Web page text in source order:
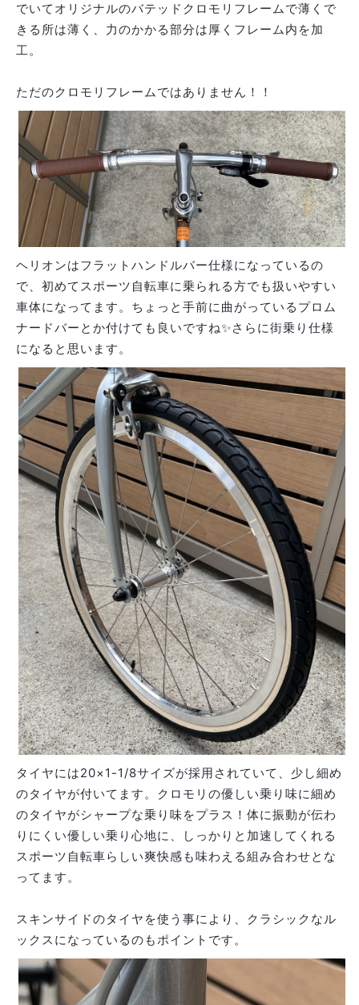
でいてオリジナルのバテッドクロモリフレームで薄くで
きる所は薄く、力のかかる部分は厚くフレーム内を加
工。
ただのクロモリフレームではありません！！
ヘリオンはフラットハンドルバー仕様になっているの
で、初めてスポーツ自転車に乗られる方でも扱いやすい
車体になってます。ちょっと手前に曲がっているプロム
ナードバーとか付けても良いですね✨さらに街乗り仕様
になると思います。
タイヤには20×1-1/8サイズが採用されていて、少し細め
のタイヤが付いてます。クロモリの優しい乗り味に細め
のタイヤがシャープな乗り味をプラス！体に振動が伝わ
りにくい優しい乗り心地に、しっかりと加速してくれる
スポーツ自転車らしい爽快感も味わえる組み合わせとな
ってます。
スキンサイドのタイヤを使う事により、クラシックなル
ックスになっているのもポイントです。